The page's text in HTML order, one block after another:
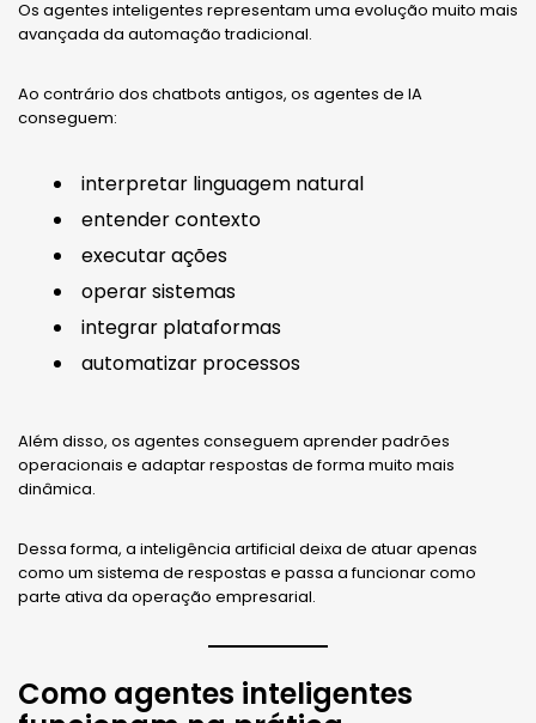
Os agentes inteligentes representam uma evolução muito mais
avançada da automação tradicional.
Ao contrário dos chatbots antigos, os agentes de IA
conseguem:
interpretar linguagem natural
entender contexto
executar ações
operar sistemas
integrar plataformas
automatizar processos
Além disso, os agentes conseguem aprender padrões
operacionais e adaptar respostas de forma muito mais
dinâmica.
Dessa forma, a inteligência artificial deixa de atuar apenas
como um sistema de respostas e passa a funcionar como
parte ativa da operação empresarial.
Como agentes inteligentes